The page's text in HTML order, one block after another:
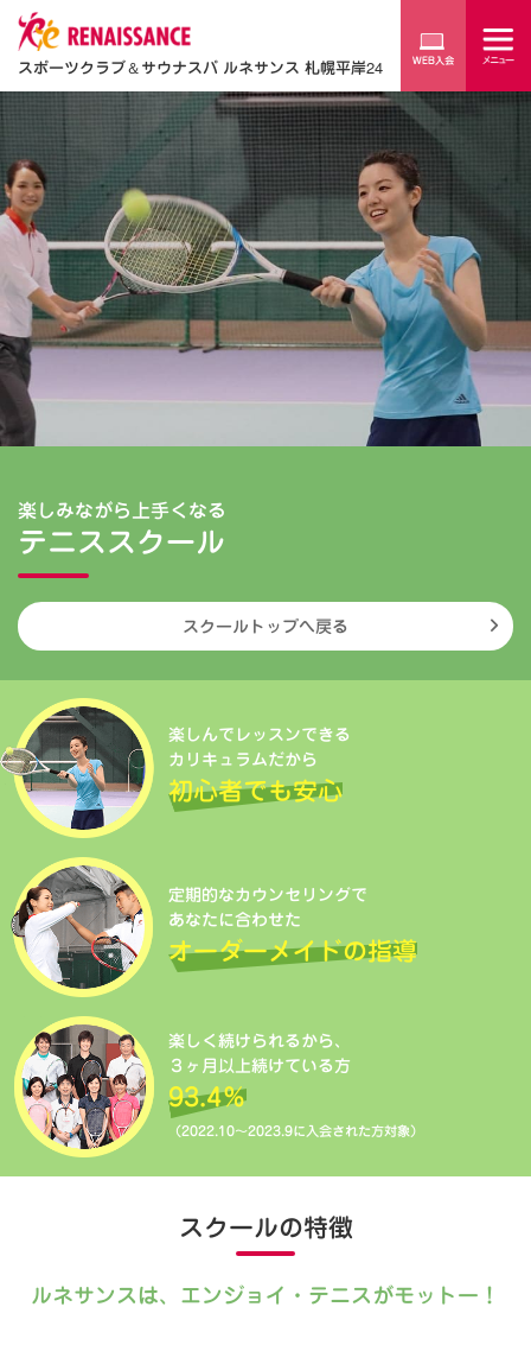
スポーツクラブ＆サウナスパ ルネサンス 札幌平岸24
楽しみながら上手くなる
テニススクール
スクールトップへ戻る
楽しんでレッスンできる
カリキュラムだから
初心者でも安心
定期的なカウンセリングで
あなたに合わせた
オーダーメイドの指導
楽しく続けられるから、
３ヶ月以上続けている方
93.4％
（2022.10～2023.9に入会された方対象）
スクールの特徴
ルネサンスは、エンジョイ・テニスがモットー！